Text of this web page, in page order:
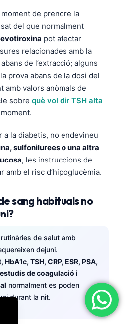
de prendre la
del que normalment
pot afectar
relacionades amb la
de l’extracció; alguns
prova abans de la dosi del
amb valors anòmals de
sobre què vol dir TSH alta
a la diabetis, no endevineu
sulfonilurees o una altra
, les instruccions de
amb el risc d’hipoglucèmia.
sang habituals no
de salut amb
dejuni.
TSH, CRP, ESR, PSA,
de coagulació i
normalment es poden
durant la nit.